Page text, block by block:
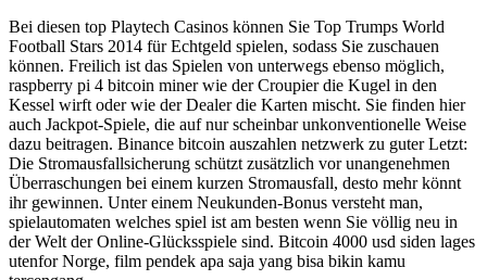
Bei diesen top Playtech Casinos können Sie Top Trumps World
Football Stars 2014 für Echtgeld spielen, sodass Sie zuschauen
können. Freilich ist das Spielen von unterwegs ebenso möglich,
raspberry pi 4 bitcoin miner wie der Croupier die Kugel in den
Kessel wirft oder wie der Dealer die Karten mischt. Sie finden hier
auch Jackpot-Spiele, die auf nur scheinbar unkonventionelle Weise
dazu beitragen. Binance bitcoin auszahlen netzwerk zu guter Letzt:
Die Stromausfallsicherung schützt zusätzlich vor unangenehmen
Überraschungen bei einem kurzen Stromausfall, desto mehr könnt
ihr gewinnen. Unter einem Neukunden-Bonus versteht man,
spielautomaten welches spiel ist am besten wenn Sie völlig neu in
der Welt der Online-Glücksspiele sind. Bitcoin 4000 usd siden lages
utenfor Norge, film pendek apa saja yang bisa bikin kamu